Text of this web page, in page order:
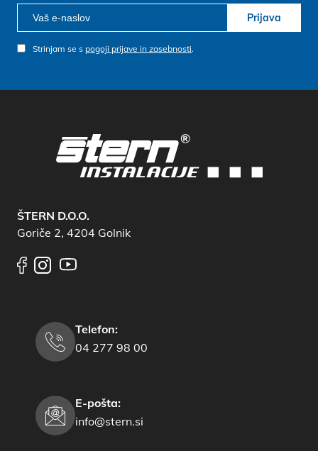
Prijava
Strinjam se s pogoji prijave in zasebnosti.
ŠTERN D.O.O.
Goriče 2, 4204 Golnik
Telefon:
04 277 98 00
E-pošta:
info@stern.si